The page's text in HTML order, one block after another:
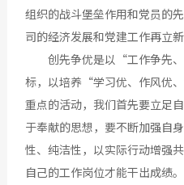
组织的战斗堡垒作用和党员的
司的经济发展和党建工作再立新
创先争优是以“工作争先
标，以培养“学习优、作风优
重点的活动，我们首先要立足
于奉献的思想，要不断加强自
性、纯洁性，以实际行动增强
自己的工作岗位才能干出成绩。